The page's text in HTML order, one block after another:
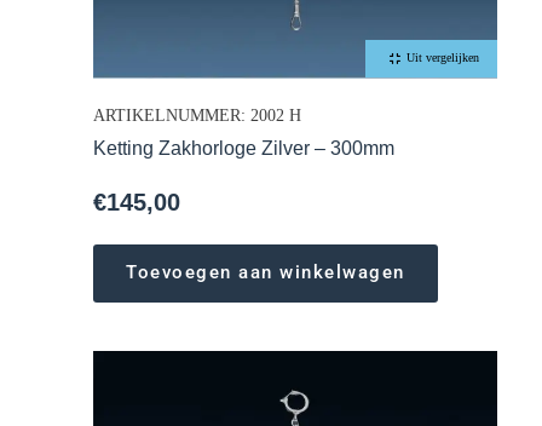
Uit vergelijken
ARTIKELNUMMER: 2002 H
Ketting Zakhorloge Zilver – 300mm
€145,00
Toevoegen aan winkelwagen